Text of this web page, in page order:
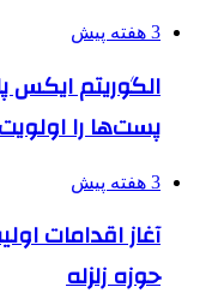
3 هفته پیش
الگوریتم ایکس
پست‌ها را
3 هفته پیش
آغاز اقدامات
حوزه زلزله